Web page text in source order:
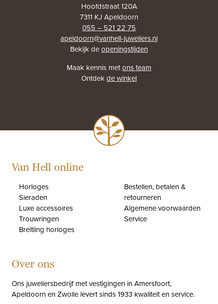
Hoofdstraat 120A
7311 KJ Apeldoorn
055 – 521 22 75
apeldoorn@vanhell-juweliers.nl
Bekijk deopeningstijden
Maak kennis metons team
Ontdekde winkel
Van Hell online
Horloges
Sieraden
Luxe accessoires
Trouwringen
Breitling horloges
Bestellen, betalen &
retourneren
Algemene voorwaarden
Service
Over ons
Ons juweliersbedrijf met vestigingen in Amersfoort,
Apeldoorn en Zwolle levert sinds 1933 kwaliteit en service.